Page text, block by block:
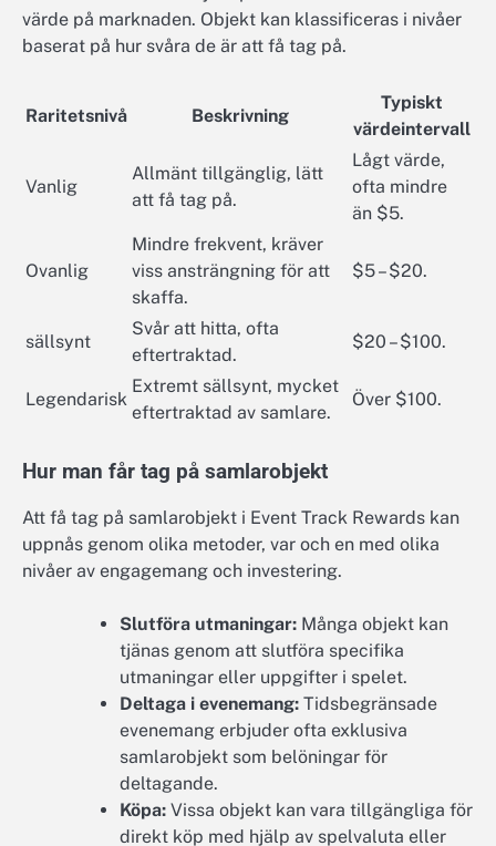
värde på marknaden. Objekt kan klassificeras i nivåer
baserat på hur svåra de är att få tag på.
Raritetsnivå Beskrivning
Typiskt
värdeintervall
Vanlig
Allmänt tillgänglig, lätt
att få tag på.
Lågt värde,
ofta mindre
än $5.
Ovanlig
Mindre frekvent, kräver
viss ansträngning för att
skaffa.
$5 – $20.
sällsynt
Svår att hitta, ofta
eftertraktad.
$20 – $100.
Legendarisk
Extremt sällsynt, mycket
eftertraktad av samlare.
Över $100.
Hur man får tag på samlarobjekt
Att få tag på samlarobjekt i Event Track Rewards kan
uppnås genom olika metoder, var och en med olika
nivåer av engagemang och investering.
Slutföra utmaningar: Många objekt kan
tjänas genom att slutföra specifika
utmaningar eller uppgifter i spelet.
Deltaga i evenemang: Tidsbegränsade
evenemang erbjuder ofta exklusiva
samlarobjekt som belöningar för
deltagande.
Köpa: Vissa objekt kan vara tillgängliga för
direkt köp med hjälp av spelvaluta eller